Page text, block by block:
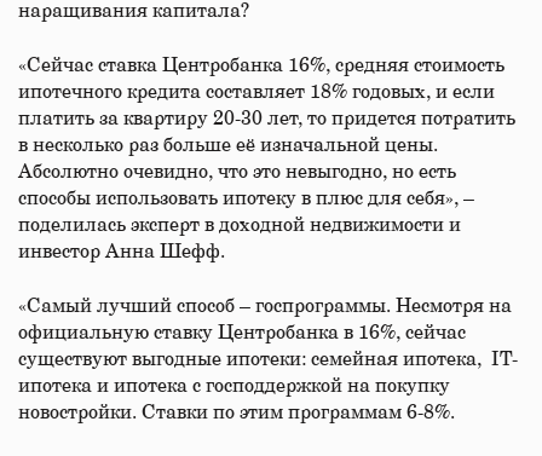
наращивания капитала?
«Сейчас ставка Центробанка 16%, средняя стоимость
ипотечного кредита составляет 18% годовых, и если
платить за квартиру 20-30 лет, то придется потратить
в несколько раз больше её изначальной цены.
Абсолютно очевидно, что это невыгодно, но есть
способы использовать ипотеку в плюс для себя», –
поделилась эксперт в доходной недвижимости и
инвестор Анна Шефф.
«Самый лучший способ – госпрограммы. Несмотря на
официальную ставку Центробанка в 16%, сейчас
существуют выгодные ипотеки: семейная ипотека, IT-
ипотека и ипотека с господдержкой на покупку
новостройки. Ставки по этим программам 6-8%.